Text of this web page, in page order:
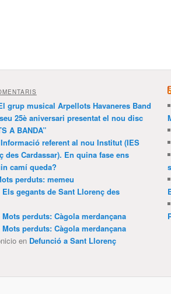
grup musical Arpellots Havaneres Band
25è aniversari presentat el nou disc
A BANDA”
Informació referent al nou Institut (IES
des Cardassar). En quina fase ens
camí queda?
perduts: memeu
Els gegants de Sant Llorenç des
Mots perduts: Càgola merdançana
Mots perduts: Càgola merdançana
en Defunció a Sant Llorenç